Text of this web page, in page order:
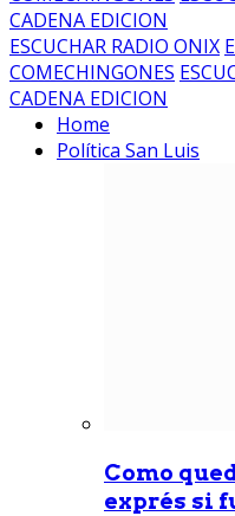
CADENA EDICION
ESCUCHAR RADIO ONIX
COMECHINGONES
CADENA EDICION
Home
Política San Luis
Como
exprés si